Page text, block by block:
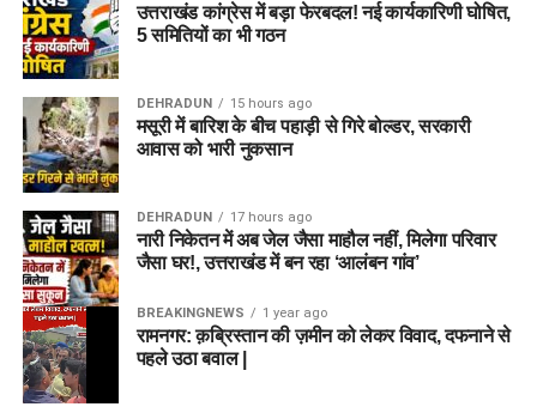
उत्तराखंड कांग्रेस में बड़ा फेरबदल! नई कार्यकारिणी घोषित,
5 समितियों का भी गठन
DEHRADUN 15 hours ago
मसूरी में बारिश के बीच पहाड़ी से गिरे बोल्डर, सरकारी
आवास को भारी नुकसान
DEHRADUN 17 hours ago
नारी निकेतन में अब जेल जैसा माहौल नहीं, मिलेगा परिवार
जैसा घर!, उत्तराखंड में बन रहा ‘आलंबन गांव’
BREAKINGNEWS 1 year ago
रामनगर: क़ब्रिस्तान की ज़मीन को लेकर विवाद, दफनाने से
पहले उठा बवाल |